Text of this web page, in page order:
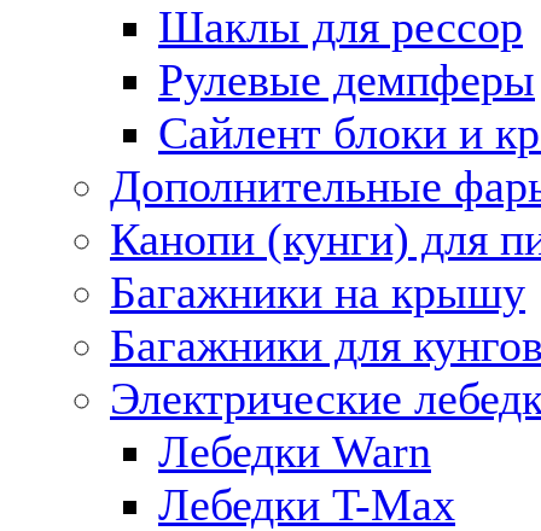
Шаклы для рессор
Рулевые демпферы
Сайлент блоки и
Дополнительные
Канопи (кунги) для
Багажники на крышу
Багажники для
Электрические
Лебедки Warn
Лебедки T-Max